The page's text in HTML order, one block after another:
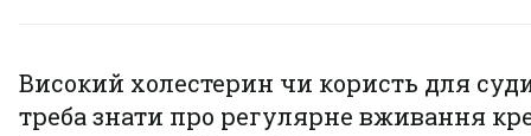
Високий холестерин чи користь для
треба знати про регулярне вживання